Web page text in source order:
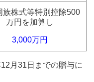
族株式等特別控除500
万円を加算し
3,000万円
月31日までの贈与に